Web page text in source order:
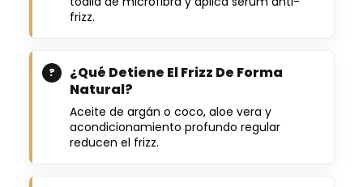
frizz.
¿Qué Detiene El Frizz De Forma
Natural?
Aceite de argán o coco, aloe vera y
acondicionamiento profundo regular
reducen el frizz.